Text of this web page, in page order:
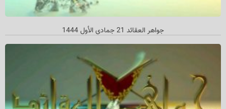
جواهر العقائد 21 جمادي الأول 1444